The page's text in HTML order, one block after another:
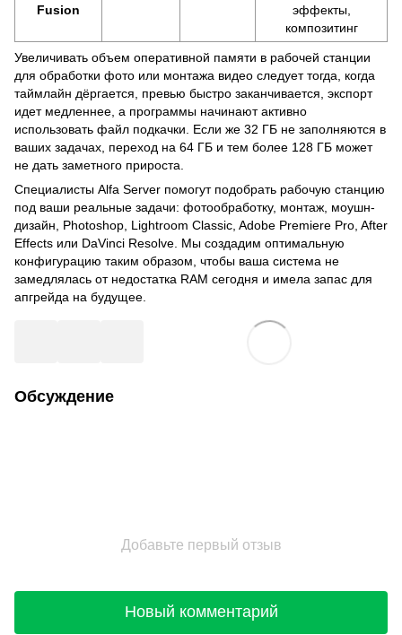
Fusion
эффекты,
композитинг
Увеличивать объем оперативной памяти в рабочей станции
для обработки фото или монтажа видео следует тогда, когда
таймлайн дёргается, превью быстро заканчивается, экспорт
идет медленнее, а программы начинают активно
использовать файл подкачки. Если же 32 ГБ не заполняются в
ваших задачах, переход на 64 ГБ и тем более 128 ГБ может
не дать заметного прироста.
Специалисты Alfa Server помогут подобрать рабочую станцию
​​под ваши реальные задачи: фотообработку, монтаж, моушн-
дизайн, Photoshop, Lightroom Classic, Adobe Premiere Pro, After
Effects или DaVinci Resolve. Мы создадим оптимальную
конфигурацию таким образом, чтобы ваша система не
замедлялась от недостатка RAM сегодня и имела запас для
апгрейда на будущее.
Обсуждение
Добавьте первый отзыв
Новый комментарий